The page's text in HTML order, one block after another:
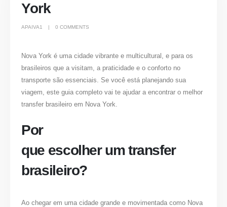
York
APAIVA1 0 COMMENTS
Nova York é uma cidade vibrante e multicultural, e para os
brasileiros que a visitam, a praticidade e o conforto no
transporte são essenciais. Se você está planejando sua
viagem, este guia completo vai te ajudar a encontrar o melhor
transfer brasileiro em Nova York
Por
que escolher um transfer
brasileiro?
Ao chegar em uma cidade grande e movimentada como Nova